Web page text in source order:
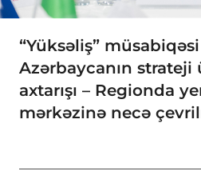
“Yüksəliş”
Azərbaycanın
axtarışı – Regionda
mərkəzinə necə